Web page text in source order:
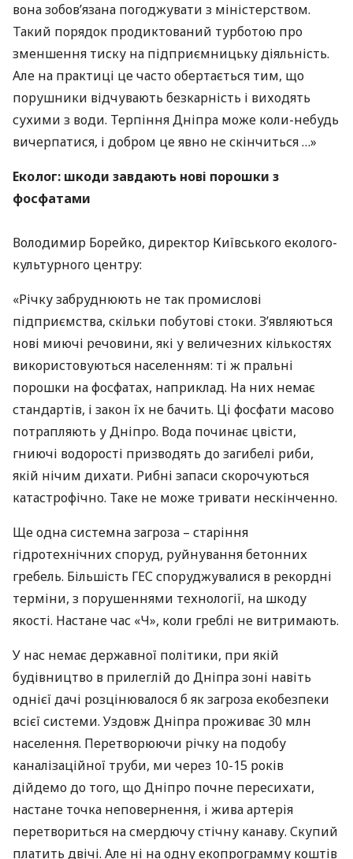
вона зобов’язана погоджувати з міністерством.
Такий порядок продиктований турботою про
зменшення тиску на підприємницьку діяльність.
Але на практиці це часто обертається тим, що
порушники відчувають безкарність і виходять
сухими з води. Терпіння Дніпра може коли-небудь
вичерпатися, і добром це явно не скінчиться …»
Еколог: шкоди завдають нові порошки з
фосфатами
Володимир Борейко, директор Київського еколого-
культурного центру:
«Річку забруднюють не так промислові
підприємства, скільки побутові стоки. З’являються
нові миючі речовини, які у величезних кількостях
використовуються населенням: ті ж пральні
порошки на фосфатах, наприклад. На них немає
стандартів, і закон їх не бачить. Ці фосфати масово
потрапляють у Дніпро. Вода починає цвісти,
гниючі водорості призводять до загибелі риби,
якій нічим дихати. Рибні запаси скорочуються
катастрофічно. Таке не може тривати нескінченно.
Ще одна системна загроза – старіння
гідротехнічних споруд, руйнування бетонних
гребель. Більшість ГЕСспоруджувалися в рекордні
терміни, з порушеннями технології, на шкоду
якості. Настане час «Ч», коли греблі не витримають.
У нас немає державної політики, при якій
будівництво в прилеглій до Дніпра зоні навіть
однієї дачі розцінювалося б як загроза екобезпеки
всієї системи. Уздовж Дніпра проживає 30 млн
населення. Перетворюючи річку на подобу
каналізаційної труби, ми через 10-15 років
дійдемо до того, що Дніпро почне пересихати,
настане точка неповернення, і жива артерія
перетвориться на смердючу стічну канаву. Скупий
платить двічі. Але ні на одну екопрограмму коштів